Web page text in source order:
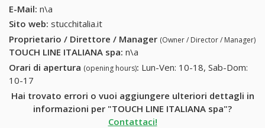
E-Mail: n\a
Sito web: stucchitalia.it
Proprietario / Direttore / Manager (Owner / Director / Manager)
TOUCH LINE ITALIANA spa: n\a
Orari di apertura (opening hours): Lun-Ven: 10-18, Sab-Dom:
10-17
Hai trovato errori o vuoi aggiungere ulteriori dettagli in
informazioni per "TOUCH LINE ITALIANA spa"?
Contattaci!